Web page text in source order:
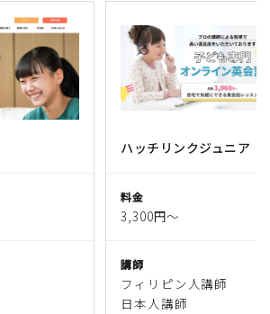
ハッチリンクジュニア
料金
3,300円〜
講師
フィリピン人講師
日本人講師